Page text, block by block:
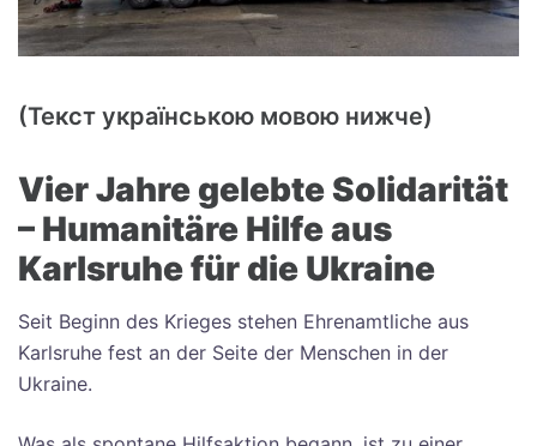
(Текст українською мовою нижче)
Vier Jahre gelebte Solidarität
– Humanitäre Hilfe aus
Karlsruhe für die Ukraine
Seit Beginn des Krieges stehen Ehrenamtliche aus
Karlsruhe fest an der Seite der Menschen in der
Ukraine.